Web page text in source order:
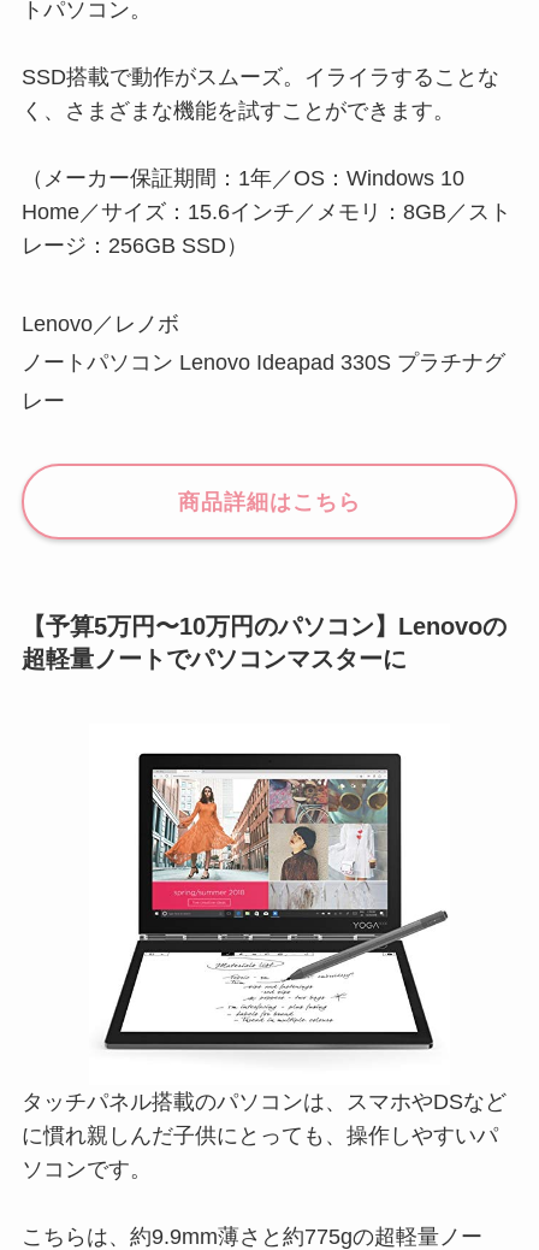
トパソコン。
SSD搭載で動作がスムーズ。イライラすることな
く、さまざまな機能を試すことができます。
（メーカー保証期間：1年／OS：Windows 10
Home／サイズ：15.6インチ／メモリ：8GB／スト
レージ：256GB SSD）
Lenovo／レノボ
ノートパソコン Lenovo Ideapad 330S プラチナグ
レー
商品詳細はこちら
【予算5万円〜10万円のパソコン】Lenovoの
超軽量ノートでパソコンマスターに
タッチパネル搭載のパソコンは、スマホやDSなど
に慣れ親しんだ子供にとっても、操作しやすいパ
ソコンです。
こちらは、約9.9mm薄さと約775gの超軽量ノー